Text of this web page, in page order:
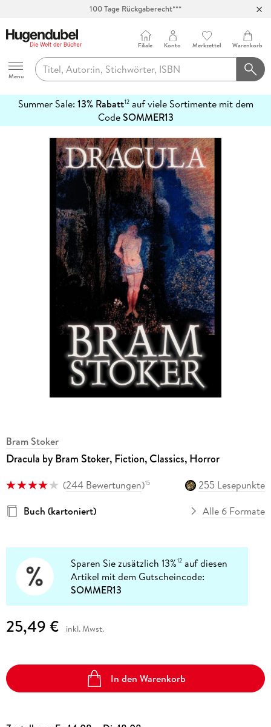
100 Tage Rückgaberecht***
Hugendubel
Menu
Filiale Konto Merkzettel Warenkorb
Summer Sale: 13% Rabatt12auf viele Sortimente mit dem
CodeSOMMER13
erfahren
Bram Stoker
Dracula by Bram Stoker, Fiction, Classics, Horror
(244 Bewertungen)15
255 Lesepunkte
Buch (kartoniert)
Alle 6 Formate
Sparen Sie zusätzlich 13%12 auf diesen
Artikel mit dem Gutscheincode:
SOMMER13
25,49 € inkl. Mwst.
In den Warenkorb